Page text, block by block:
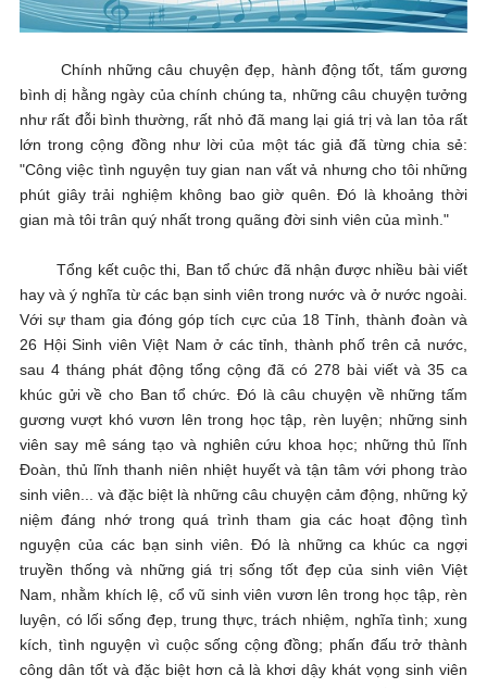
Chính những câu chuyện đẹp, hành động tốt, tấm gương
bình dị hằng ngày của chính chúng ta, những câu chuyện tưởng
như rất đỗi bình thường, rất nhỏ đã mang lại giá trị và lan tỏa rất
lớn trong cộng đồng như lời của một tác giả đã từng chia sẻ:
"Công việc tình nguyện tuy gian nan vất vả nhưng cho tôi những
phút giây trải nghiệm không bao giờ quên. Đó là khoảng thời
gian mà tôi trân quý nhất trong quãng đời sinh viên của mình."
Tổng kết cuộc thi, Ban tổ chức đã nhận được nhiều bài viết
hay và ý nghĩa từ các bạn sinh viên trong nước và ở nước ngoài.
Với sự tham gia đóng góp tích cực của 18 Tỉnh, thành đoàn và
26 Hội Sinh viên Việt Nam ở các tỉnh, thành phố trên cả nước,
sau 4 tháng phát động tổng cộng đã có 278 bài viết và 35 ca
khúc gửi về cho Ban tổ chức. Đó là câu chuyện về những tấm
gương vượt khó vươn lên trong học tập, rèn luyện; những sinh
viên say mê sáng tạo và nghiên cứu khoa học; những thủ lĩnh
Đoàn, thủ lĩnh thanh niên nhiệt huyết và tận tâm với phong trào
sinh viên... và đặc biệt là những câu chuyện cảm động, những kỷ
niệm đáng nhớ trong quá trình tham gia các hoạt động tình
nguyện của các bạn sinh viên. Đó là những ca khúc ca ngợi
truyền thống và những giá trị sống tốt đẹp của sinh viên Việt
Nam, nhằm khích lệ, cổ vũ sinh viên vươn lên trong học tập, rèn
luyện, có lối sống đẹp, trung thực, trách nhiệm, nghĩa tình; xung
kích, tình nguyện vì cuộc sống cộng đồng; phấn đấu trở thành
công dân tốt và đặc biệt hơn cả là khơi dậy khát vọng sinh viên